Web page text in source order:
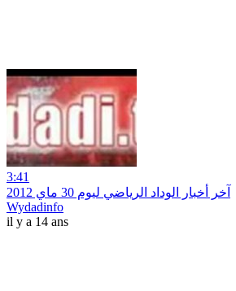
3:41
آخر أخبار الوداد الرياضي ليوم 30 ماي 2012
Wydadinfo
il y a 14 ans